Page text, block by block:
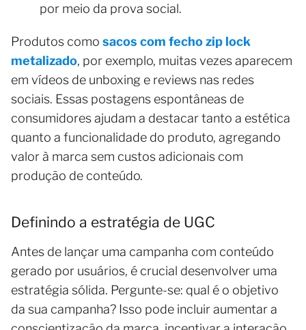
por meio da prova social.
Produtos como sacos com fecho zip lock
metalizado, por exemplo, muitas vezes aparecem
em vídeos de unboxing e reviews nas redes
sociais. Essas postagens espontâneas de
consumidores ajudam a destacar tanto a estética
quanto a funcionalidade do produto, agregando
valor à marca sem custos adicionais com
produção de conteúdo.
Definindo a estratégia de UGC
Antes de lançar uma campanha com conteúdo
gerado por usuários, é crucial desenvolver uma
estratégia sólida. Pergunte-se: qual é o objetivo
da sua campanha? Isso pode incluir aumentar a